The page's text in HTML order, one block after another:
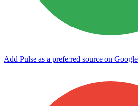
Add Pulse as a preferred source on Google